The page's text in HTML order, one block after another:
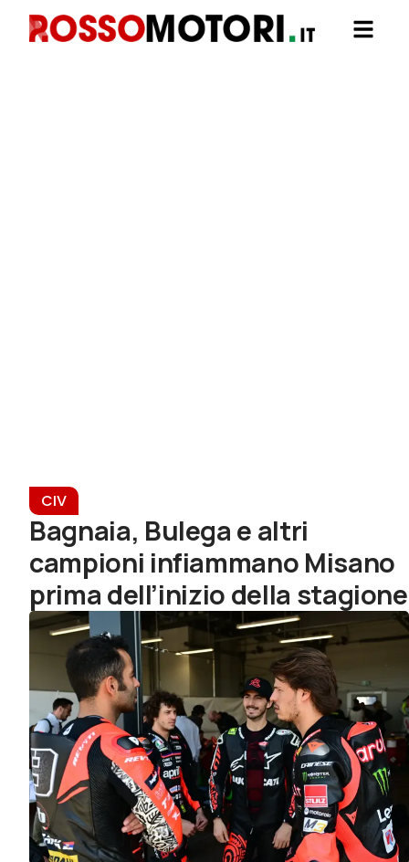
CIV
Bagnaia, Bulega e altri
campioni infiammano Misano
prima dell’inizio della stagione